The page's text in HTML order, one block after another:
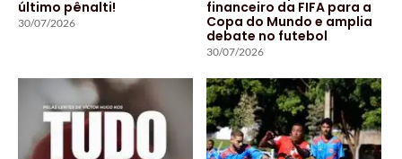
último pênalti!
30/07/2026
financeiro da FIFA para a
Copa do Mundo e amplia
debate no futebol
30/07/2026